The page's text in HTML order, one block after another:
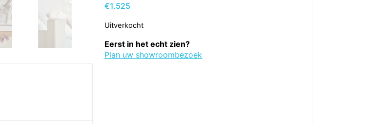
€1.525
Uitverkocht
Eerst in het echt zien?
Plan uw showroombezoek